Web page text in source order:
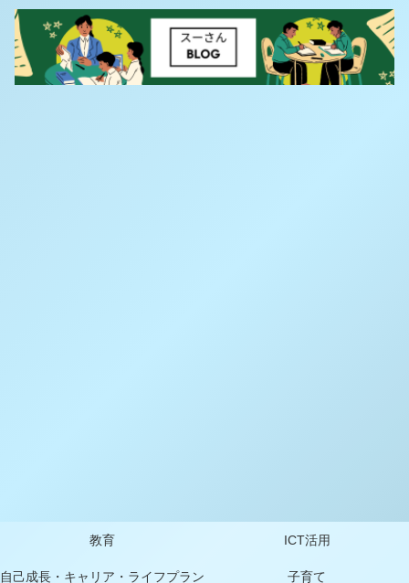
教育 ICT活用
自己成長・キャリア・ライフプラン 子育て